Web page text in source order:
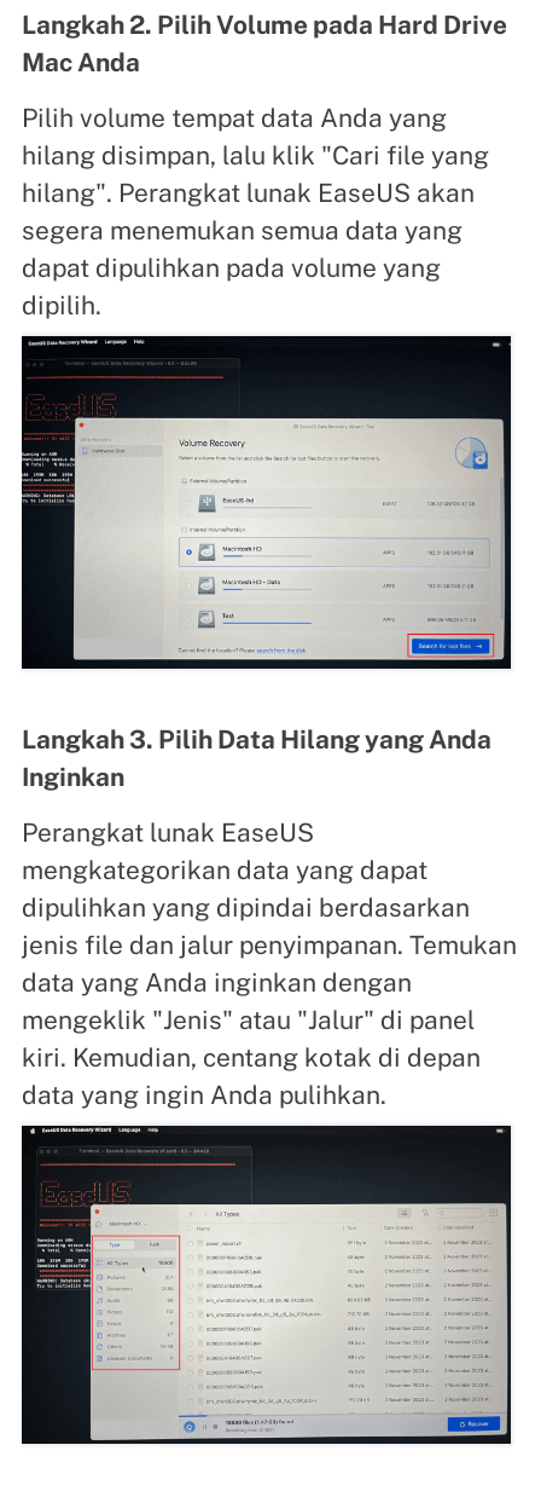
Langkah 2. Pilih Volume pada Hard Drive
Mac Anda
Pilih volume tempat data Anda yang
hilang disimpan, lalu klik "Cari file yang
hilang". Perangkat lunak EaseUS akan
segera menemukan semua data yang
dapat dipulihkan pada volume yang
dipilih.
Langkah 3. Pilih Data Hilang yang Anda
Inginkan
Perangkat lunak EaseUS
mengkategorikan data yang dapat
dipulihkan yang dipindai berdasarkan
jenis file dan jalur penyimpanan. Temukan
data yang Anda inginkan dengan
mengeklik "Jenis" atau "Jalur" di panel
kiri. Kemudian, centang kotak di depan
data yang ingin Anda pulihkan.